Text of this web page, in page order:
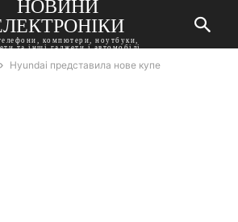
НОВИНИ
компютери, ноутбуки,
та інші гаджети і автомобілі
Hyundai представила нове купе